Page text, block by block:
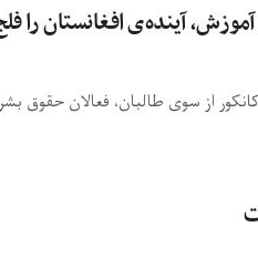
آینده‌ی افغانستان را
از سوی طالبان، فعالان حقوق